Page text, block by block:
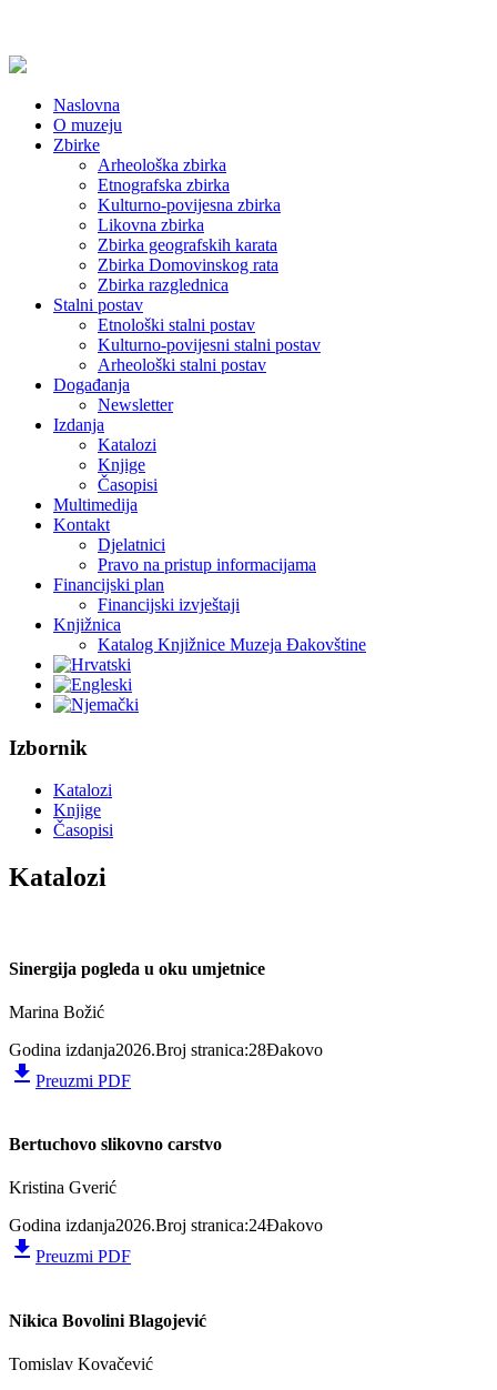
Naslovna
O muzeju
Zbirke
Arheološka zbirka
Etnografska zbirka
Kulturno-povijesna zbirka
Likovna zbirka
Zbirka geografskih karata
Zbirka Domovinskog rata
Zbirka razglednica
Stalni postav
Etnološki stalni postav
Kulturno-povijesni stalni postav
Arheološki stalni postav
Događanja
Newsletter
Izdanja
Katalozi
Knjige
Časopisi
Multimedija
Kontakt
Djelatnici
Pravo na pristup informacijama
Financijski plan
Financijski izvještaji
Knjižnica
Katalog Knjižnice Muzeja Đakovštine
Izbornik
Katalozi
Knjige
Časopisi
Katalozi
Sinergija pogleda u oku umjetnice
Marina Božić
Godina izdanja2026.Broj stranica:28Đakovo
file_download Preuzmi PDF
Bertuchovo slikovno carstvo
Kristina Gverić
Godina izdanja2026.Broj stranica:24Đakovo
file_download Preuzmi PDF
Nikica Bovolini Blagojević
Tomislav Kovačević